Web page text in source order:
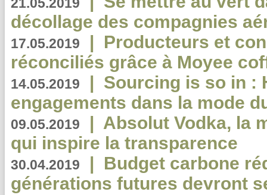
décollage des compagnies
17.05.2019 | Producteurs et
réconciliés grâce à Moyee
14.05.2019 | Sourcing is so in :
engagements dans la mode
09.05.2019 | Absolut Vodka, la
qui inspire la transparence
30.04.2019 | Budget carbone
générations futures devront